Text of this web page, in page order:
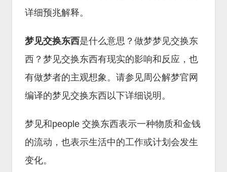
详细预兆解释。
梦见交换东西是什么意思？做梦梦见交换东
西？梦见交换东西有现实的影响和反应，也
有做梦者的主观想象。请参见周公解梦官网
编译的梦见交换东西以下详细说明。
梦见和people 交换东西表示一种物质和金钱
的流动，也表示生活中的工作或计划会发生
变化。